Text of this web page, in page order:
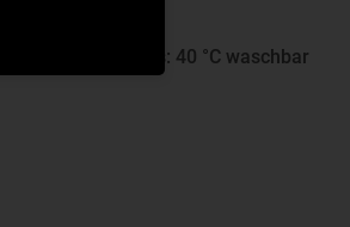
Pflegehinweis: 40 °C waschbar